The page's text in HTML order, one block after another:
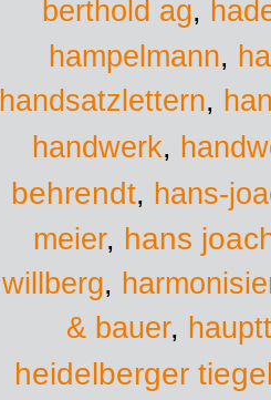
berthold ag,
hampelmann,
handsatzlettern,
handwerk,
behrendt, hans-
meier, hans
willberg,
& bauer,
heidelberger